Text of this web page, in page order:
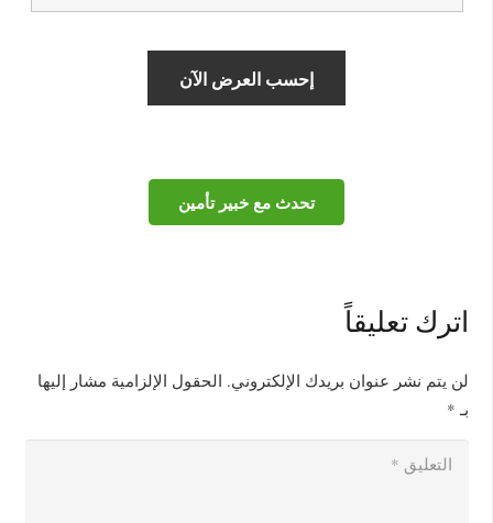
تحدث مع خبير تأمين
اترك تعليقاً
لن يتم نشر عنوان بريدك الإلكتروني. الحقول الإلزامية مشار إليها
بـ *